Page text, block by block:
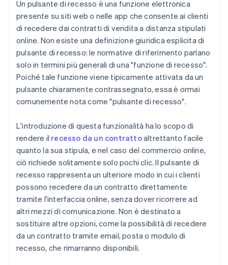
Un pulsante di recesso è una funzione elettronica
presente su siti web o nelle app che consente ai clienti
di recedere dai contratti di vendita a distanza stipulati
online. Non esiste una definizione giuridica esplicita di
pulsante di recesso: le normative di riferimento parlano
solo in termini più generali di una "funzione di recesso".
Poiché tale funzione viene tipicamente attivata da un
pulsante chiaramente contrassegnato, essa è ormai
comunemente nota come "pulsante di recesso".
L'introduzione di questa funzionalità ha lo scopo di
rendere il recesso da un contrattoaltrettanto facile
quanto la sua stipula, e nel caso del commercio online,
ciò richiede solitamente solo pochi clic. Il pulsante di
recesso rappresenta un ulteriore modo in cui i clienti
possono recedere da un contratto direttamente
tramite l'interfaccia online, senza dover ricorrere ad
altri mezzi di comunicazione. Non è destinato a
sostituire altre opzioni, come la possibilità di recedere
da un contratto tramite email, posta o modulo di
recesso, che rimarranno disponibili.